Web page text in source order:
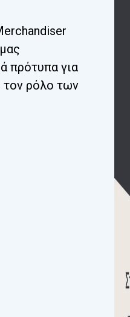
πρότυπα για
τον ρόλο των